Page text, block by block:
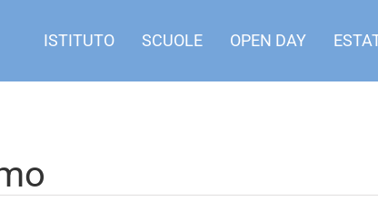
ISTITUTO SCUOLE OPEN DAY